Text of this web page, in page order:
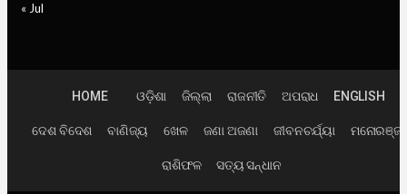
« Jul
HOME ଓଡ଼ିଶା ଜିଲ୍ଲା ରାଜନୀତି ଅପରାଧ ENGLISH
ଦେଶ ବିଦେଶ ବାଣିଜ୍ୟ ଖେଳ ଜଣା ଅଜଣା ଜୀବନଚର୍ଯ୍ୟା
ରାଶିଫଳ ସତ୍ୟ ସନ୍ଧାନ